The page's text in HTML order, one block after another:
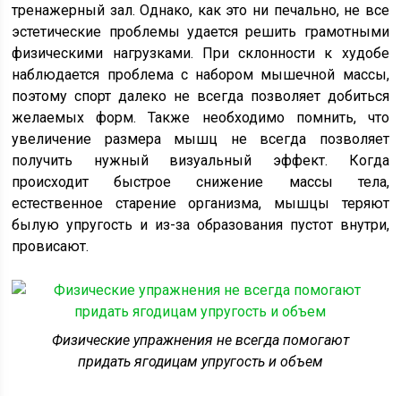
тренажерный зал. Однако, как это ни печально, не все
эстетические проблемы удается решить грамотными
физическими нагрузками. При склонности к худобе
наблюдается проблема с набором мышечной массы,
поэтому спорт далеко не всегда позволяет добиться
желаемых форм. Также необходимо помнить, что
увеличение размера мышц не всегда позволяет
получить нужный визуальный эффект. Когда
происходит быстрое снижение массы тела,
естественное старение организма, мышцы теряют
былую упругость и из-за образования пустот внутри,
провисают.
Физические упражнения не всегда помогают
придать ягодицам упругость и объем